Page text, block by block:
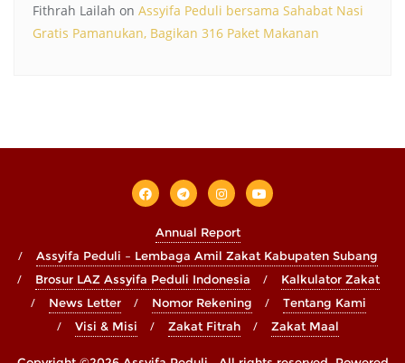
Fithrah Lailah on Assyifa Peduli bersama Sahabat Nasi
Gratis Pamanukan, Bagikan 316 Paket Makanan
Annual Report
Assyifa Peduli – Lembaga Amil Zakat Kabupaten Subang
Brosur LAZ Assyifa Peduli Indonesia
Kalkulator Zakat
News Letter
Nomor Rekening
Tentang Kami
Visi & Misi
Zakat Fitrah Zakat Maal